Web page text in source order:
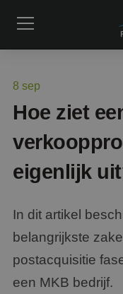
8 sep
Hoe ziet
eigenlijk
In dit artikel
belangrijkste
postacquisitie
een MKB bedrijf.